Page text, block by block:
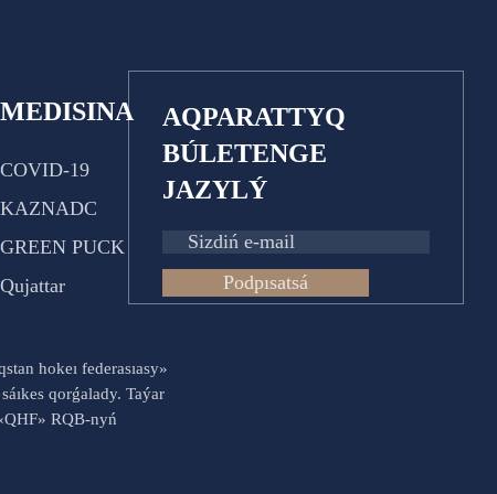
MEDISINA
COVID-19
KAZNADC
GREEN PUCK
Qujattar
AQPARATTYQ
BÚLETENGE
JAZYLÝ
Podpısatsá
hokeı federasıasy»
qorǵalady. Taýar
RQB-nyń